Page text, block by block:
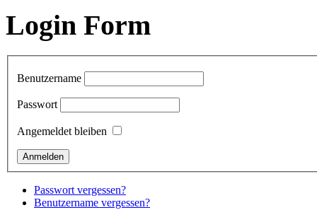
Login Form
Benutzername
Passwort
Angemeldet bleiben
Passwort vergessen?
Benutzername vergessen?